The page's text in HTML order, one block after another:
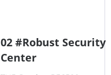
02 #Robust Security
Center